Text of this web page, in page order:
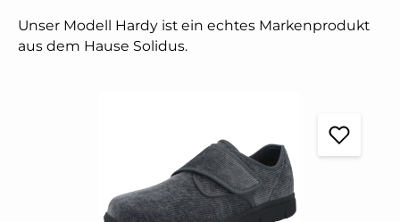
Unser Modell Hardy ist ein echtes Markenprodukt
aus dem Hause Solidus.